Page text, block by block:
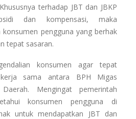
terhadap JBT dan JBKP
dan kompensasi, maka
konsumen pengguna yang berhak
tepat sasaran.
konsumen agar tepat
sama antara BPH Migas
Mengingat pemerintah
konsumen pengguna di
untuk mendapatkan JBT dan